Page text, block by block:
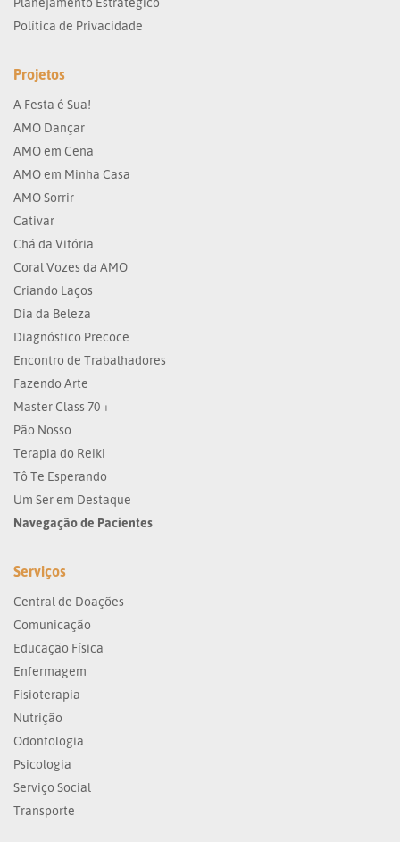
Política de Privacidade
Projetos
A Festa é Sua!
AMO Dançar
AMO em Cena
AMO em Minha Casa
AMO Sorrir
Cativar
Chá da Vitória
Coral Vozes da AMO
Criando Laços
Dia da Beleza
Diagnóstico Precoce
Encontro de Trabalhadores
Fazendo Arte
Master Class 70 +
Pão Nosso
Terapia do Reiki
Tô Te Esperando
Um Ser em Destaque
Navegação de Pacientes
Serviços
Central de Doações
Comunicação
Educação Física
Enfermagem
Fisioterapia
Nutrição
Odontologia
Psicologia
Serviço Social
Transporte